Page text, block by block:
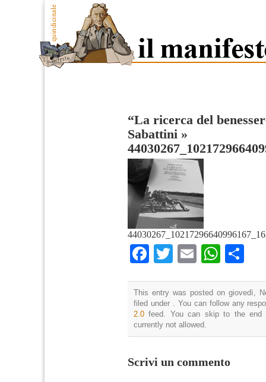
“La ricerca del
Sabattini »
Facebook
TwitterEmail
This entry was posted on giovedì,
filed under . You can follow any
2.0 feed. You can skip to the end
currently not allowed.
Scrivi un commento